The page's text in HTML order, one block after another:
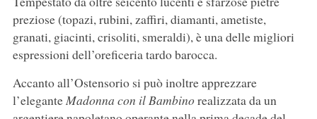
preziose (topazi, rubini, zaffiri, diamanti, ametiste,
granati, giacinti, crisoliti, smeraldi), è una delle migliori
espressioni dell’oreficeria tardo barocca.
Accanto all’Ostensorio si può inoltre apprezzare
l’eleganteMadonna con il Bambinorealizzata da un